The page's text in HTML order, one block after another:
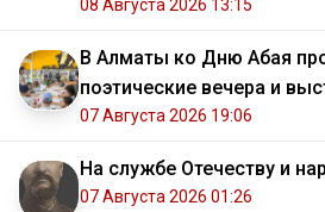
08 Августа 2026 13:15
В Алматы ко Дню Абая
поэтические вечера и
07 Августа 2026 19:06
На службе Отечеству и
07 Августа 2026 01:26